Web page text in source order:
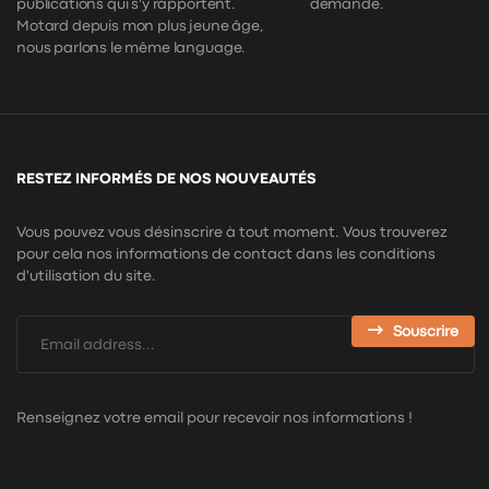
publications qui s'y rapportent.
Motard depuis mon plus jeune âge,
nous parlons le même language.
demande.
RESTEZ INFORMÉS DE NOS NOUVEAUTÉS
Vous pouvez vous désinscrire à tout moment. Vous trouverez
pour cela nos informations de contact dans les conditions
d'utilisation du site.
Souscrire
Renseignez votre email pour recevoir nos informations !